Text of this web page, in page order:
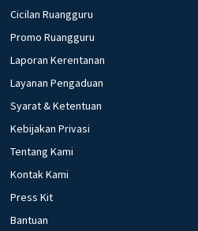
Cicilan Ruangguru
Promo Ruangguru
Laporan Kerentanan
Layanan Pengaduan
Syarat & Ketentuan
Kebijakan Privasi
Tentang Kami
Kontak Kami
Press Kit
Bantuan